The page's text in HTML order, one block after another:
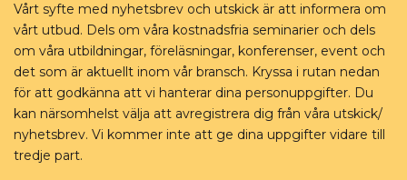
Vårt syfte med nyhetsbrev och utskick är att informera om
vårt utbud. Dels om våra kostnadsfria seminarier och dels
om våra utbildningar, föreläsningar, konferenser, event och
det som är aktuellt inom vår bransch. Kryssa i rutan nedan
för att godkänna att vi hanterar dina personuppgifter. Du
kan närsomhelst välja att avregistrera dig från våra utskick/
nyhetsbrev. Vi kommer inte att ge dina uppgifter vidare till
tredje part.